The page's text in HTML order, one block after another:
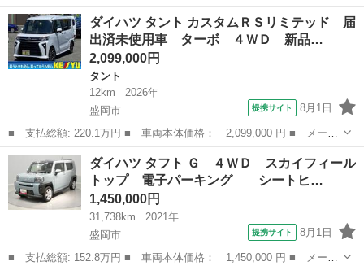
名： ダイハツ ■ 車種名： ネイキッド ■ グレード名： Ｇ ■
排気量： 660cc ■ ドア枚数： 5D ■ ミッション： AT4速 ■ ...
宮城 仙台市 ネイキッド
ダイハツ タント カスタムＲＳリミテッド 届
出済未使用車 ターボ ４ＷＤ 新品…
2,099,000円
タント
12km
2026年
盛岡市
提携サイト 8月1日
■ 支払総額: 220.1万円 ■ 車両本体価格： 2,099,000 円 ■ メーカ
ー名： ダイハツ ■ 車種名： タント ■ グレード名： カスタム
ＲＳリミテッド 届出済未使用車 ターボ ４ＷＤ 新品ナビ取付
両側電動...
岩手 盛岡市 タント
ダイハツ タフト Ｇ ４ＷＤ スカイフィール
トップ 電子パーキング シートヒ…
1,450,000円
31,738km
2021年
盛岡市
提携サイト 8月1日
■ 支払総額: 152.8万円 ■ 車両本体価格： 1,450,000 円 ■ メーカ